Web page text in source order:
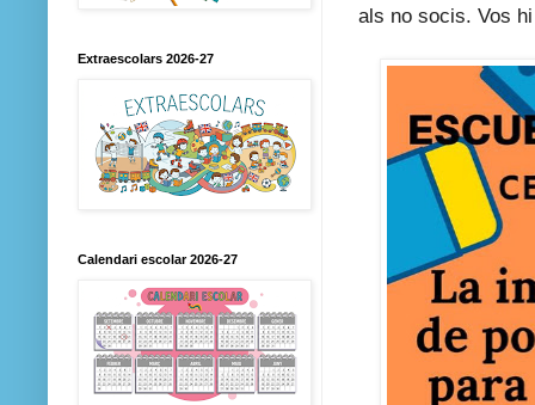
als no socis. Vos
Extraescolars 2026-27
Calendari escolar 2026-27